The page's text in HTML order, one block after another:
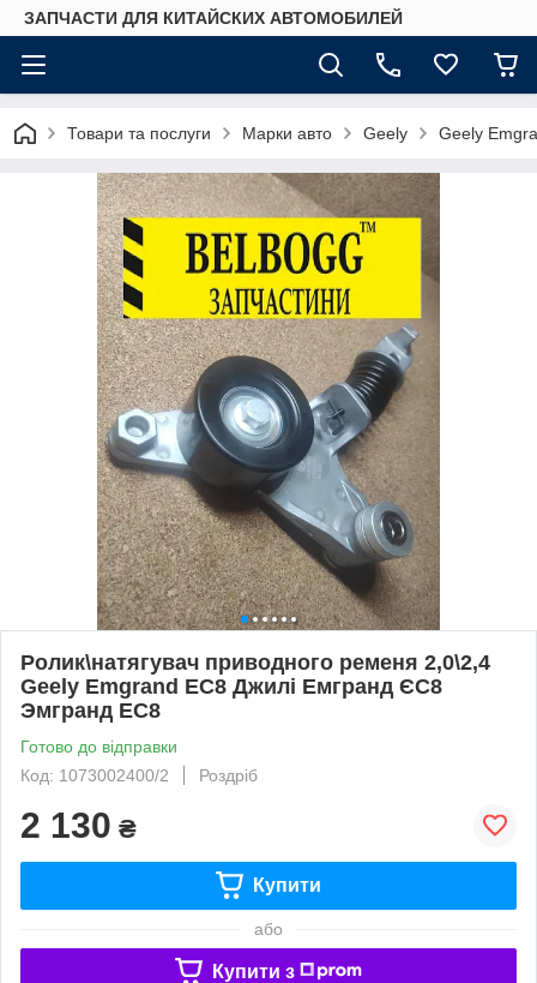
ЗАПЧАСТИ ДЛЯ КИТАЙСКИХ АВТОМОБИЛЕЙ
Товари та послуги Марки авто Geely Geely
Ролик\натягувач приводного ременя 2,0\2,4
Geely Emgrand EC8 Джилі Емгранд ЄС8
Эмгранд ЕС8
Готово до відправки
Код: 1073002400/2
Роздріб
2 130 ₴
Купити
або
Купити з